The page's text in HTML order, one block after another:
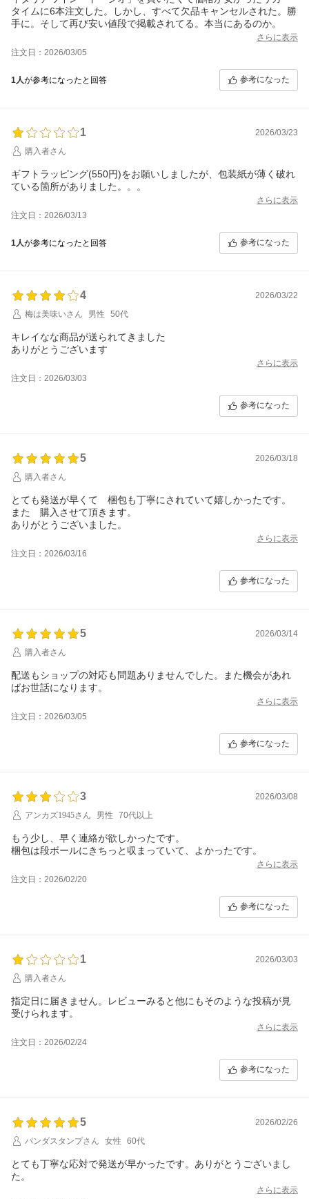
タイムに6本注文した。しかし、すべて欠品キャンセルされた。勝
手に。そして再び安い値段で掲載されてる。本当にあるのか。
さらに表示
注文日：2026/03/05
1人が参考になったと回答 参考になった
1
2026/03/23
購入者さん
ギフトラッピング(550円)をお願いしましたが、包装紙が薄く破れ
さらに表示
注文日：2026/03/13
1人が参考になったと回答 参考になった
4
2026/03/22
梅は美味いさん
男性 50代
キレイなな商品が送られてきました
ありがとうございます
さらに表示
注文日：2026/03/03
参考になった
5
2026/03/18
購入者さん
とても発送が早くて 梱包も丁寧にされていて嬉しかったです。
また 購入させて頂きます。
ありがとうございました。
さらに表示
注文日：2026/03/16
参考になった
5
2026/03/14
購入者さん
配送もショップの対応も問題ありませんでした。また機会があれ
ばお世話になります。
さらに表示
注文日：2026/03/05
参考になった
3
2026/03/08
アンカズ1945さん
男性 70代以上
もう少し、早く連絡が欲しかったです。
梱包は段ボールにきちっと収まっていて、よかったです。
さらに表示
注文日：2026/02/20
参考になった
1
2026/03/03
購入者さん
指定日に届きません。レビューみると他にもそのような投稿が見
受けられます。
さらに表示
注文日：2026/02/24
参考になった
5
2026/02/26
パンダスタンプさん
女性 60代
とても丁寧な応対で発送が早かったです。ありがとうございまし
た。
さらに表示